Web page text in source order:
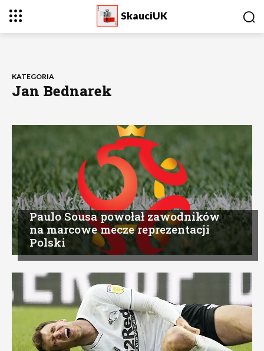
SkauciUK
KATEGORIA
Jan Bednarek
Paulo Sousa powołał zawodników
na marcowe mecze reprezentacji
Polski